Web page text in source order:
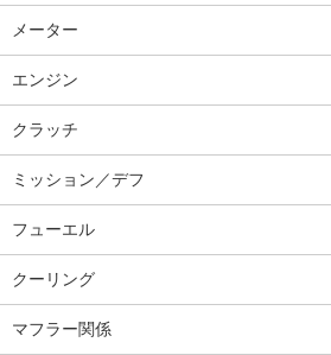
メーター
エンジン
クラッチ
ミッション／デフ
フューエル
クーリング
マフラー関係